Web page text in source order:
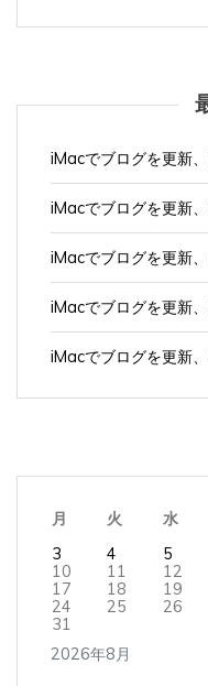
iMacでブログを更新、
iMacでブログを更新、
iMacでブログを更新、
iMacでブログを更新、
iMacでブログを更新、
2026年8月
月 火 水
3
4 5
10
11 12
17
18 19
24
25 26
31